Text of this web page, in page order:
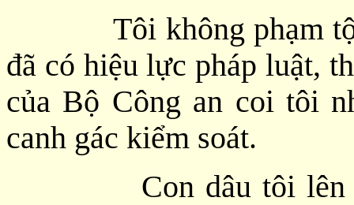
Tôi không phạm tội
đã có hiệu lực pháp luật,
của Bộ Công an coi tôi
canh gác kiểm soát.
Con dâu tôi lên